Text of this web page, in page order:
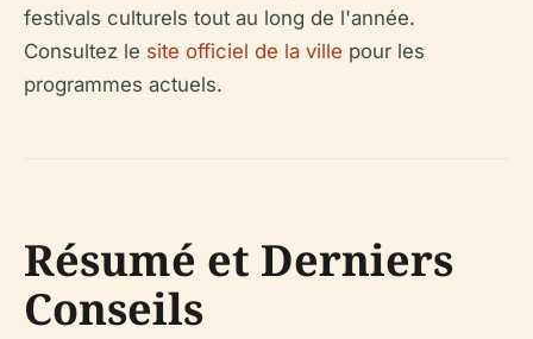
festivals culturels tout au long de l'année.
Consultez le site officiel de la ville pour les
programmes actuels.
Résumé et Derniers
Conseils